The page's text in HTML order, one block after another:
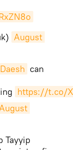
August
can
https://t.co/
Tayyip